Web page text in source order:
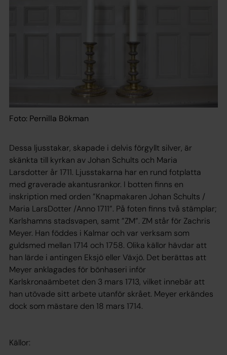
Foto: Pernilla Bökman
Dessa ljusstakar, skapade i delvis förgyllt silver, är
skänkta till kyrkan av Johan Schults och Maria
Larsdotter år 1711. Ljusstakarna har en rund fotplatta
med graverade akantusrankor. I botten finns en
inskription med orden ”Knapmakaren Johan Schults /
Maria LarsDotter /Anno 1711”. På foten finns två stämplar;
Karlshamns stadsvapen, samt ”ZM”. ZM står för Zachris
Meyer. Han föddes i Kalmar och var verksam som
guldsmed mellan 1714 och 1758. Olika källor hävdar att
han lärde i antingen Eksjö eller Växjö. Det berättas att
Meyer anklagades för bönhaseri inför
Karlskronaämbetet den 3 mars 1713, vilket innebär att
han utövade sitt arbete utanför skrået. Meyer erkändes
dock som mästare den 18 mars 1714.
Källor: